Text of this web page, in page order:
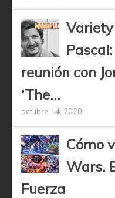
reunión con
‘The...
octubre 14, 2020
Cómo
Wars.
Fuerza